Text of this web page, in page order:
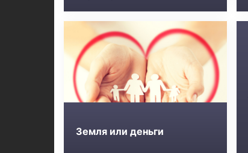
Земля или деньги